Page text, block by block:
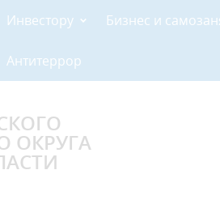
Инвестору Бизнес и
Антитеррор
ОКРУГА